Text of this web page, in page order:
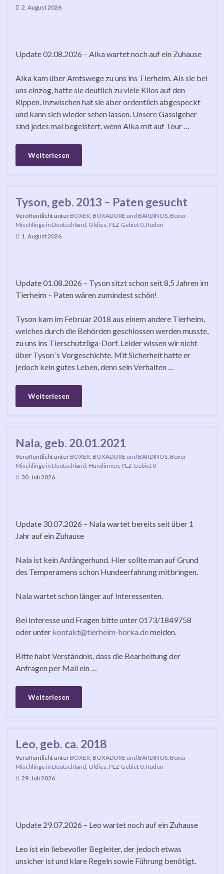
2. August 2026
Update 02.08.2026 – Aika wartet noch auf ein Zuhause
Aika kam über Amtswege zu uns ins Tierheim. Als sie bei
uns einzog, hatte sie deutlich zu viele Kilos auf den
Rippen. Inzwischen hat sie aber ordentlich abgespeckt
und kann sich wieder sehen lassen. Unsere Gassigeher
sind jedes mal begeistert, wenn Aika mit auf Tour …
Weiterlesen
Tyson, geb. 2013 – Paten gesucht
Veröffentlicht unter BOXER, BOXADORE und BARDINOS Boxer-
Mischlinge in Deutschland Oldies PLZ-Gebiet 0 Rüden
1. August 2026
Update 01.08.2026 – Tyson sitzt schon seit 8,5 Jahren im
Tierheim – Paten wären zumindest schön!
Tyson kam im Februar 2018 aus einem andere Tierheim,
welches durch die Behörden geschlossen werden musste,
zu uns ins Tierschutzliga-Dorf. Leider wissen wir nicht
über Tyson`s Vorgeschichte. Mit Sicherheit hatte er
jedoch kein gutes Leben, denn sein Verhalten …
Weiterlesen
Nala, geb. 20.01.2021
Veröffentlicht unter BOXER, BOXADORE und BARDINOS Boxer-
Mischlinge in Deutschland Hündinnen PLZ-Gebiet 0
30. Juli 2026
Update 30.07.2026 – Nala wartet bereits seit über 1
Jahr auf ein Zuhause
Nala ist kein Anfängerhund. Hier sollte man auf Grund
des Temperamens schon Hundeerfahrung mitbringen.
Nala wartet schon länger auf Interessenten.
Bei Interesse und Fragen bitte unter 0173/1849758
oder unter kontakt@tierheim-horka.demelden.
Bitte habt Verständnis, dass die Bearbeitung der
Anfragen per Mail ein …
Weiterlesen
Leo, geb. ca. 2018
Veröffentlicht unter BOXER, BOXADORE und BARDINOS Boxer-
Mischlinge in Deutschland Oldies PLZ-Gebiet 0 Rüden
29. Juli 2026
Update 29.07.2026 – Leo wartet noch auf ein Zuhause
Leo ist ein liebevoller Begleiter, der jedoch etwas
unsicher ist und klare Regeln sowie Führung benötigt.